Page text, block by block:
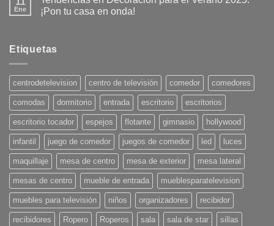
Ene
¡Pon tu casa en onda!
en
Tendencias
para
el
Verano
2025:
¡Pon
tu
casa
en
onda!
Etiquetas
centrodetelevision centro de televisión comedor comedores
comodas dormitorio entrada escritorio escritorios
escritorio tocador espejos flotante gimnasio hollywood
infantil juego de comedor juegos de comedor led luces
maquillaje mesa de centro mesa de exterior mesa lateral
mesas de centro mueble de entrada mueblesparatelevision
muebles para televisión niños organizadores recibidor
recibidores Ropero Roperos sala sala de star sillas